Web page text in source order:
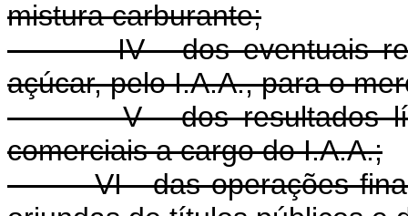
mistura carburante;
IV - dos eventuais
açúcar, pelo I.A.A., para o
V - dos resultados
comerciais a cargo do I.A.A.;
VI - das operações